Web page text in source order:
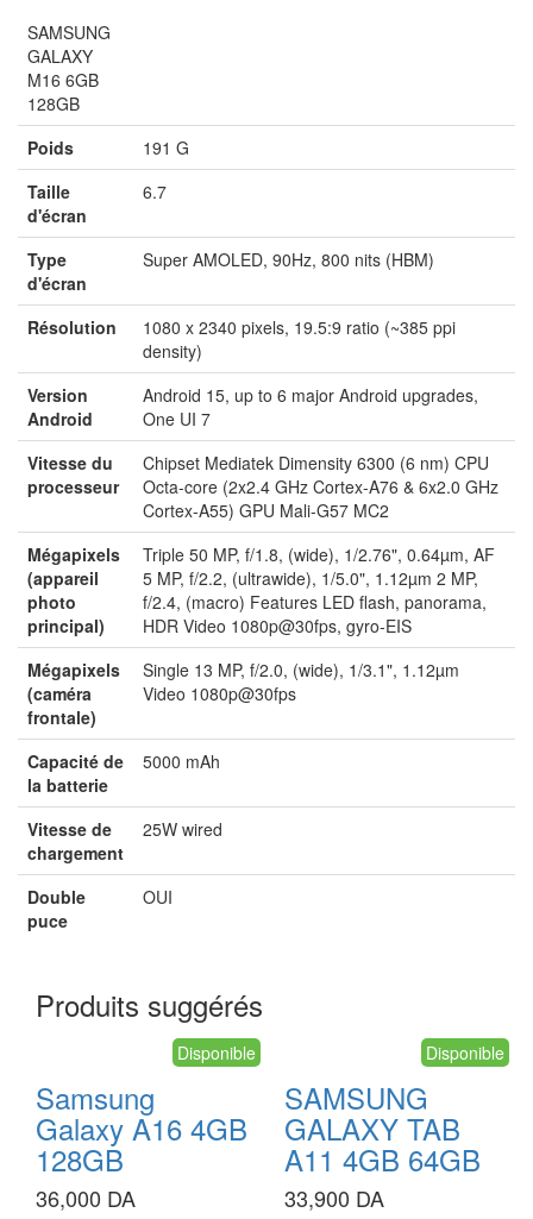
SAMSUNG
GALAXY
M16 6GB
128GB
Poids
191 G
Taille
d'écran
6.7
Type
d'écran
Super AMOLED, 90Hz, 800 nits (HBM)
Résolution
1080 x 2340 pixels, 19.5:9 ratio (~385 ppi
density)
Version
Android
Android 15, up to 6 major Android upgrades,
One UI 7
Vitesse du
processeur
Chipset Mediatek Dimensity 6300 (6 nm) CPU
Octa-core (2x2.4 GHz Cortex-A76 & 6x2.0 GHz
Cortex-A55) GPU Mali-G57 MC2
Mégapixels
(appareil
photo
principal)
Triple 50 MP, f/1.8, (wide), 1/2.76", 0.64µm, AF
5 MP, f/2.2, (ultrawide), 1/5.0", 1.12µm 2 MP,
f/2.4, (macro) Features LED flash, panorama,
HDR Video 1080p@30fps, gyro-EIS
Mégapixels
(caméra
frontale)
Single 13 MP, f/2.0, (wide), 1/3.1", 1.12µm
Video 1080p@30fps
Capacité de
la batterie
5000 mAh
Vitesse de
chargement
25W wired
Double
puce
OUI
Produits suggérés
Disponible
Samsung
Galaxy A16 4GB
128GB
36,000 DA
Disponible
SAMSUNG
GALAXY TAB
A11 4GB 64GB
33,900 DA